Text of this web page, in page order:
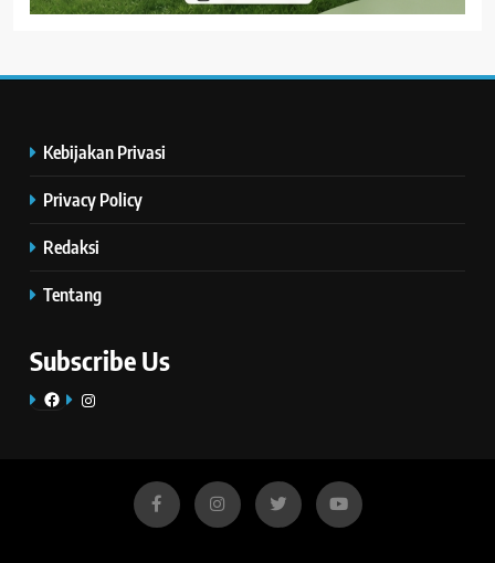
Kebijakan Privasi
Privacy Policy
Redaksi
Tentang
Subscribe Us
FacebookInstagram